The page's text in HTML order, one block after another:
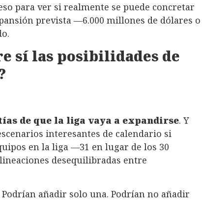
para ver si realmente se puede concretar
prevista —6.000 millones de dólares o
sí las posibilidades de
de que la liga vaya a expandirse. Y
interesantes de calendario si
en la liga —31 en lugar de los 30
desequilibradas entre
añadir solo una. Podrían no añadir